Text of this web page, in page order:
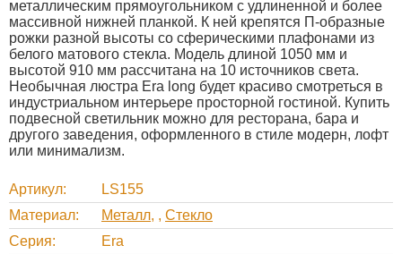
металлическим прямоугольником с удлиненной и более
массивной нижней планкой. К ней крепятся П-образные
рожки разной высоты со сферическими плафонами из
белого матового стекла. Модель длиной 1050 мм и
высотой 910 мм рассчитана на 10 источников света.
Необычная люстра Era long будет красиво смотреться в
индустриальном интерьере просторной гостиной. Купить
подвесной светильник можно для ресторана, бара и
другого заведения, оформленного в стиле модерн, лофт
или минимализм.
Артикул
LS155
Материал
Металл , Стекло
Серия
Era